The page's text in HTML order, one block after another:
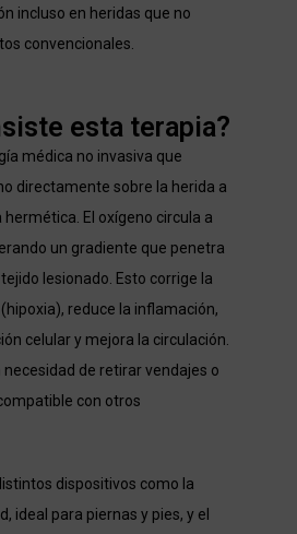
incluso en heridas que no
convencionales.
esta terapia?
médica no invasiva que
directamente sobre la herida a
El oxígeno circula a
un gradiente que penetra
lesionado. Esto corrige la
reduce la inflamación,
celular y mejora la circulación.
de retirar vendajes o
con otros
dispositivos como la
ideal para piernas y pies, y el